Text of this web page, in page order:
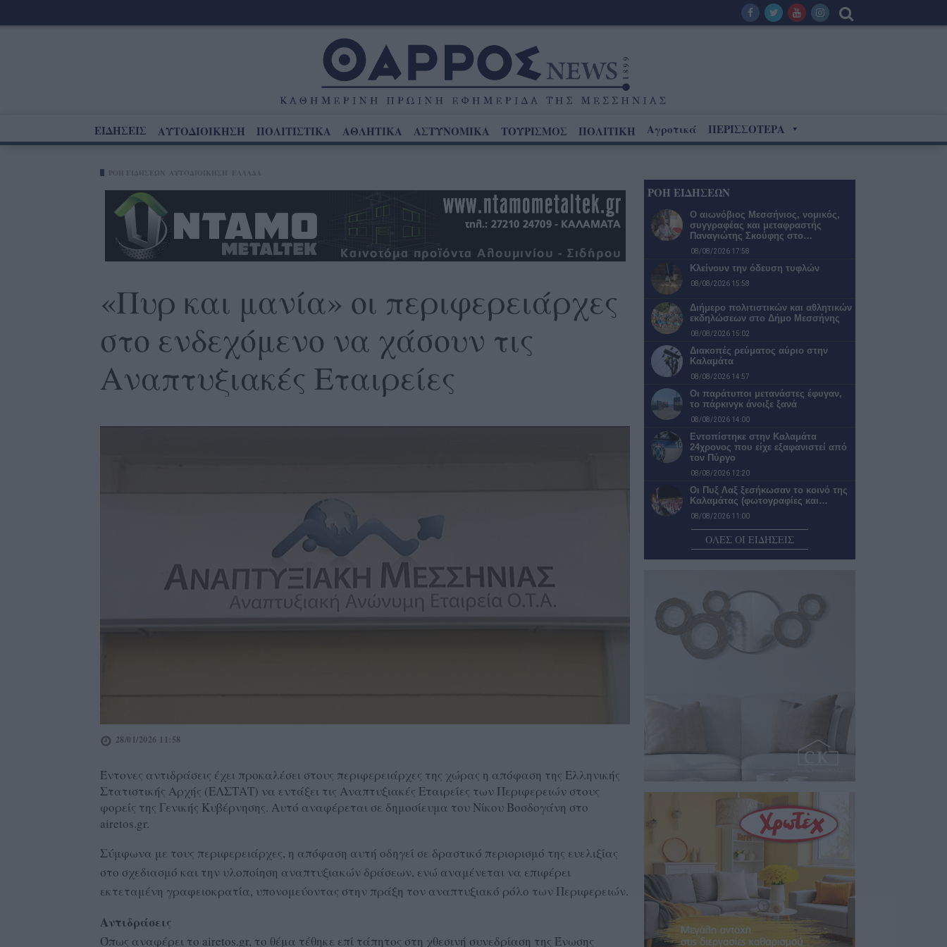
ΕΙΔΗΣΕΙΣ ΑΥΤΟΔΙΟΙΚΗΣΗ ΠΟΛΙΤΙΣΤΙΚΑ ΑΘΛΗΤΙΚΑ ΑΣΤΥΝΟΜΙΚΑ ΤΟΥΡΙΣΜΟΣ ΠΟΛΙΤΙΚΗ Αγροτικά ΠΕΡΙΣΣΟΤΕΡΑ
«Πυρ και μανία» οι περιφερειάρχες
στο ενδεχόμενο να χάσουν τις
Αναπτυξιακές Εταιρείες
28/01/2026 11:58
Έντονες αντιδράσεις έχει προκαλέσει στους περιφερειάρχες της χώρας η απόφαση της Ελληνικής
Στατιστικής Αρχής (ΕΛΣΤΑΤ) να εντάξει τις Αναπτυξιακές Εταιρείες των Περιφερειών στους
φορείς της Γενικής Κυβέρνησης. Αυτό αναφέρεται σε δημοσίευμα του Νίκου Βοσδογάνη στο
airetos.gr.
Σύμφωνα με τους περιφερειάρχες, η απόφαση αυτή οδηγεί σε δραστικό περιορισμό της ευελιξίας
στο σχεδιασμό και την υλοποίηση αναπτυξιακών δράσεων, ενώ αναμένεται να επιφέρει
εκτεταμένη γραφειοκρατία, υπονομεύοντας στην πράξη τον αναπτυξιακό ρόλο των Περιφερειών.
Αντιδράσεις
Όπως αναφέρει το airetos.gr, το θέμα τέθηκε επί τάπητος στη χθεσινή συνεδρίαση της Ένωσης
ΡΟΗ ΕΙΔΗΣΕΩΝ
Ο αιωνόβιος Μεσσήνιος, νομικός,
συγγραφέας και μεταφραστής
Παναγιώτης Σκούφης στο…
08/08/2026 17:58
Κλείνουν την όδευση τυφλών
08/08/2026 15:58
Διήμερο πολιτιστικών και αθλητικών
εκδηλώσεων στο Δήμο Μεσσήνης
08/08/2026 15:02
Διακοπές ρεύματος αύριο στην
Καλαμάτα
08/08/2026 14:57
Οι παράτυποι μετανάστες έφυγαν,
το πάρκινγκ άνοιξε ξανά
08/08/2026 14:00
Εντοπίστηκε στην Καλαμάτα
24χρονος που είχε εξαφανιστεί από
τον Πύργο
08/08/2026 12:20
Οι Πυξ Λαξ ξεσήκωσαν το κοινό της
Καλαμάτας (φωτογραφίες και…
08/08/2026 11:00
5G παντού, 6G στον ορίζοντα: Πού
βρίσκεται η Ελλάδα στην…
08/08/2026 10:54
Χρίστος Χαλικιάς συμμετέχει στην…
08/08/2026 10:40
ΟΛΕΣ ΟΙ ΕΙΔΗΣΕΙΣ